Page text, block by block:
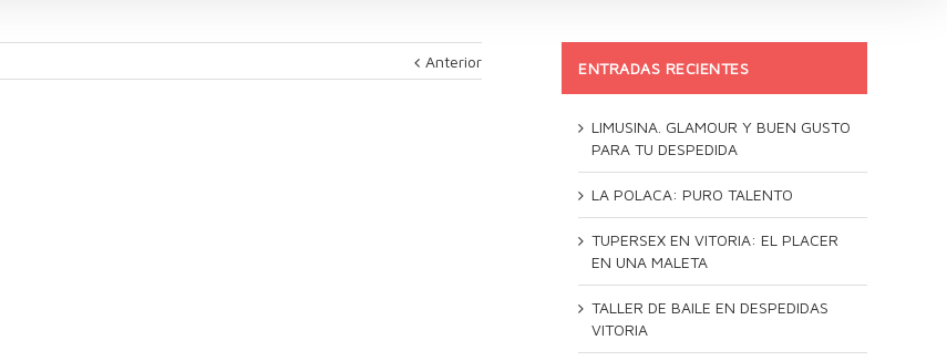
Anterior ENTRADAS RECIENTES
LIMUSINA. GLAMOUR Y BUEN GUSTO
PARA TU DESPEDIDA
LA POLACA: PURO TALENTO
TUPERSEX EN VITORIA: EL PLACER
EN UNA MALETA
TALLER DE BAILE EN DESPEDIDAS
VITORIA